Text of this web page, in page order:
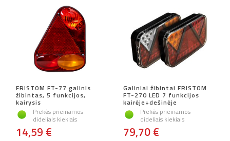
FRISTOM FT-77 galinis
žibintas, 5 funkcijos,
kairysis
Prekės prieinamos
dideliais kiekiais
14,59 €
Galiniai žibintai FRISTOM
FT-270 LED 7 funkcijos
kairėje+dešinėje
Prekės prieinamos
dideliais kiekiais
79,70 €